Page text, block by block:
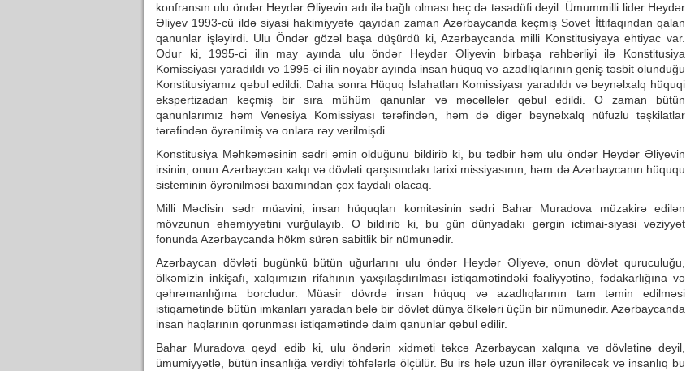
konfransın ulu öndər Heydər Əliyevin adı ilə bağlı olması heç də təsadüfi deyil. Ümummilli lider Heydər
Əliyev 1993-cü ildə siyasi hakimiyyətə qayıdan zaman Azərbaycanda keçmiş Sovet İttifaqından qalan
qanunlar işləyirdi. Ulu Öndər gözəl başa düşürdü ki, Azərbaycanda milli Konstitusiyaya ehtiyac var.
Odur ki, 1995-ci ilin may ayında ulu öndər Heydər Əliyevin birbaşa rəhbərliyi ilə Konstitusiya
Komissiyası yaradıldı və 1995-ci ilin noyabr ayında insan hüquq və azadlıqlarının geniş təsbit olunduğu
Konstitusiyamız qəbul edildi. Daha sonra Hüquq İslahatları Komissiyası yaradıldı və beynəlxalq hüquqi
ekspertizadan keçmiş bir sıra mühüm qanunlar və məcəllələr qəbul edildi. O zaman bütün
qanunlarımız həm Venesiya Komissiyası tərəfindən, həm də digər beynəlxalq nüfuzlu təşkilatlar
tərəfindən öyrənilmiş və onlara rəy verilmişdi.
Konstitusiya Məhkəməsinin sədri əmin olduğunu bildirib ki, bu tədbir həm ulu öndər Heydər Əliyevin
irsinin, onun Azərbaycan xalqı və dövləti qarşısındakı tarixi missiyasının, həm də Azərbaycanın hüququ
sisteminin öyrənilməsi baxımından çox faydalı olacaq.
Milli Məclisin sədr müavini, insan hüquqları komitəsinin sədri Bahar Muradova müzakirə edilən
mövzunun əhəmiyyətini vurğulayıb. O bildirib ki, bu gün dünyadakı gərgin ictimai-siyasi vəziyyət
fonunda Azərbaycanda hökm sürən sabitlik bir nümunədir.
Azərbaycan dövləti bugünkü bütün uğurlarını ulu öndər Heydər Əliyevə, onun dövlət quruculuğu,
ölkəmizin inkişafı, xalqımızın rifahının yaxşılaşdırılması istiqamətindəki fəaliyyətinə, fədakarlığına və
qəhrəmanlığına borcludur. Müasir dövrdə insan hüquq və azadlıqlarının tam təmin edilməsi
istiqamətində bütün imkanları yaradan belə bir dövlət dünya ölkələri üçün bir nümunədir. Azərbaycanda
insan haqlarının qorunması istiqamətində daim qanunlar qəbul edilir.
Bahar Muradova qeyd edib ki, ulu öndərin xidməti təkcə Azərbaycan xalqına və dövlətinə deyil,
ümumiyyətlə, bütün insanlığa verdiyi töhfələrlə ölçülür. Bu irs hələ uzun illər öyrəniləcək və insanlıq bu